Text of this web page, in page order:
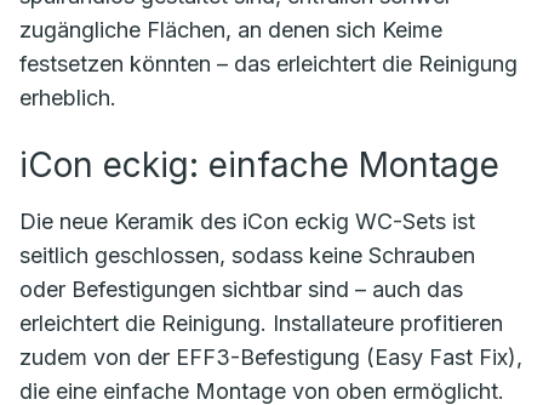
zugängliche Flächen, an denen sich Keime
festsetzen könnten – das erleichtert die Reinigung
erheblich.
iCon eckig: einfache Montage
Die neue Keramik des iCon eckig WC-Sets ist
seitlich geschlossen, sodass keine Schrauben
oder Befestigungen sichtbar sind – auch das
erleichtert die Reinigung. Installateure profitieren
zudem von der EFF3-Befestigung (Easy Fast Fix),
die eine einfache Montage von oben ermöglicht.